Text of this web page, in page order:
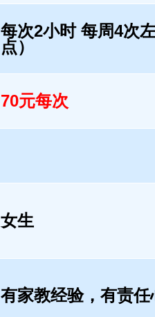
每次2小时 每周4次
点）
70元每次
女生
有家教经验，有责任